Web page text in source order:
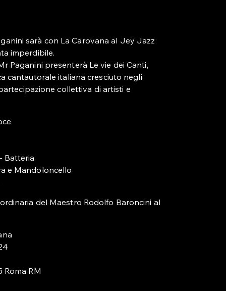
sarà con La Carovana al Jey Jazz
imperdibile.
Paganini presenterà Le vie dei Canti,
cantautorale italiana cresciuto negli
collettiva di artisti e
Batteria
e Mandoloncello
del Maestro Rodolfo Baroncini al
Roma RM